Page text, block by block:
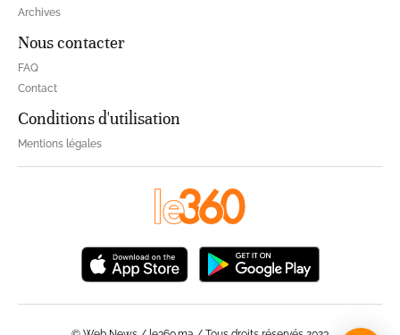
Archives
Nous contacter
FAQ
Contact
Conditions d'utilisation
Mentions légales